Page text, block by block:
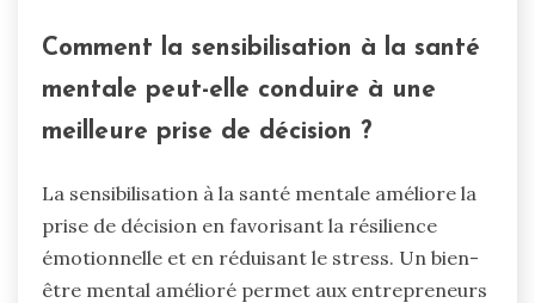
Comment la sensibilisation à la santé
mentale peut-elle conduire à une
meilleure prise de décision ?
La sensibilisation à la santé mentale améliore la
prise de décision en favorisant la résilience
émotionnelle et en réduisant le stress. Un bien-
être mental amélioré permet aux entrepreneurs